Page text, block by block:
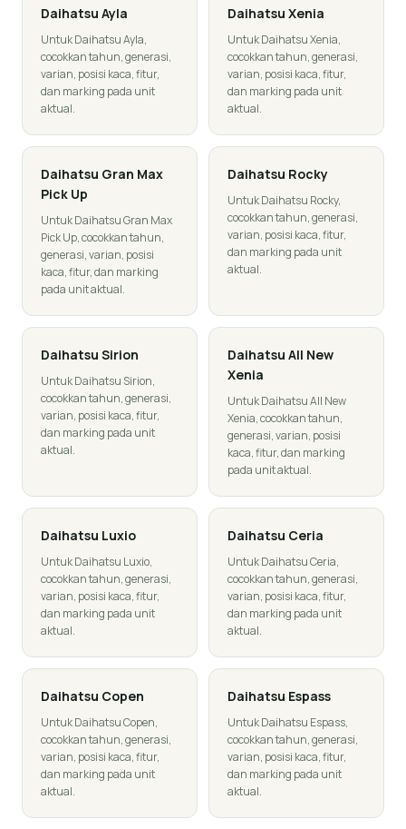
Daihatsu Ayla
Untuk Daihatsu Ayla,
cocokkan tahun, generasi,
varian, posisi kaca, fitur,
dan marking pada unit
aktual.
Daihatsu Xenia
Untuk Daihatsu Xenia,
cocokkan tahun, generasi,
varian, posisi kaca, fitur,
dan marking pada unit
aktual.
Daihatsu Gran Max
Pick Up
Untuk Daihatsu Gran Max
Pick Up, cocokkan tahun,
generasi, varian, posisi
kaca, fitur, dan marking
pada unit aktual.
Daihatsu Rocky
Untuk Daihatsu Rocky,
cocokkan tahun, generasi,
varian, posisi kaca, fitur,
dan marking pada unit
aktual.
Daihatsu Sirion
Untuk Daihatsu Sirion,
cocokkan tahun, generasi,
varian, posisi kaca, fitur,
dan marking pada unit
aktual.
Daihatsu All New
Xenia
Untuk Daihatsu All New
Xenia, cocokkan tahun,
generasi, varian, posisi
kaca, fitur, dan marking
pada unit aktual.
Daihatsu Luxio
Untuk Daihatsu Luxio,
cocokkan tahun, generasi,
varian, posisi kaca, fitur,
dan marking pada unit
aktual.
Daihatsu Ceria
Untuk Daihatsu Ceria,
cocokkan tahun, generasi,
varian, posisi kaca, fitur,
dan marking pada unit
aktual.
Daihatsu Copen
Untuk Daihatsu Copen,
cocokkan tahun, generasi,
varian, posisi kaca, fitur,
dan marking pada unit
aktual.
Daihatsu Espass
Untuk Daihatsu Espass,
cocokkan tahun, generasi,
varian, posisi kaca, fitur,
dan marking pada unit
aktual.